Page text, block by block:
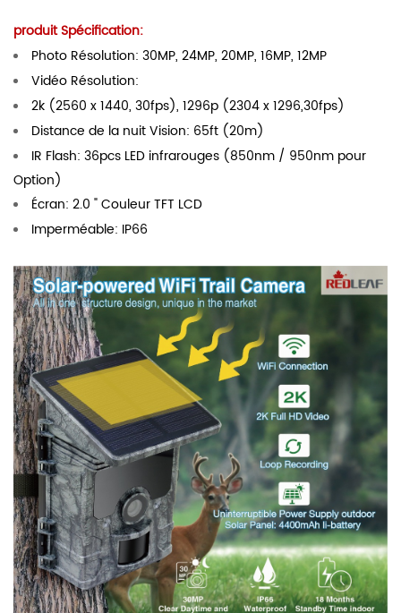
produit Spécification:
Photo Résolution: 30MP, 24MP, 20MP, 16MP, 12MP
Vidéo Résolution:
2k (2560 x 1440, 30fps), 1296p (2304 x 1296,30fps)
Distance de la nuit Vision: 65ft (20m)
IR Flash: 36pcs LED infrarouges (850nm / 950nm pour
Option)
Écran: 2.0 " Couleur TFT LCD
Imperméable: IP66